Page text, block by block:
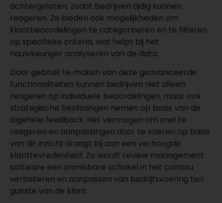
achtergelaten, zodat bedrijven tijdig kunnen
reageren. Ze bieden ook mogelijkheden om
klantbeoordelingen te categoriseren en te filteren
op specifieke criteria, wat helpt bij het
nauwkeuriger analyseren van de data.
Door gebruik te maken van deze geavanceerde
functionaliteiten kunnen bedrijven niet alleen
reageren op individuele beoordelingen, maar ook
strategische beslissingen nemen op basis van de
algehele feedback. Het vermogen om snel te
reageren en aanpassingen door te voeren op basis
van dit inzicht draagt bij aan een verhoogde
klanttevredenheid. Zo wordt review management
software een onmisbare schakel in het continu
verbeteren en aanpassen van bedrijfsvoering ten
gunste van de klant.